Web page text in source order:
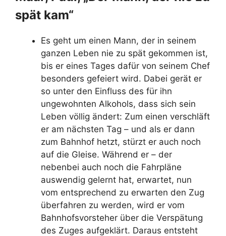
spät kam“
Es geht um einen Mann, der in seinem
ganzen Leben nie zu spät gekommen ist,
bis er eines Tages dafür von seinem Chef
besonders gefeiert wird. Dabei gerät er
so unter den Einfluss des für ihn
ungewohnten Alkohols, dass sich sein
Leben völlig ändert: Zum einen verschläft
er am nächsten Tag – und als er dann
zum Bahnhof hetzt, stürzt er auch noch
auf die Gleise. Während er – der
nebenbei auch noch die Fahrpläne
auswendig gelernt hat, erwartet, nun
vom entsprechend zu erwarten den Zug
überfahren zu werden, wird er vom
Bahnhofsvorsteher über die Verspätung
des Zuges aufgeklärt. Daraus entsteht